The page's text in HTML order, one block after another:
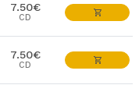
7.50€
CD
7.50€
CD